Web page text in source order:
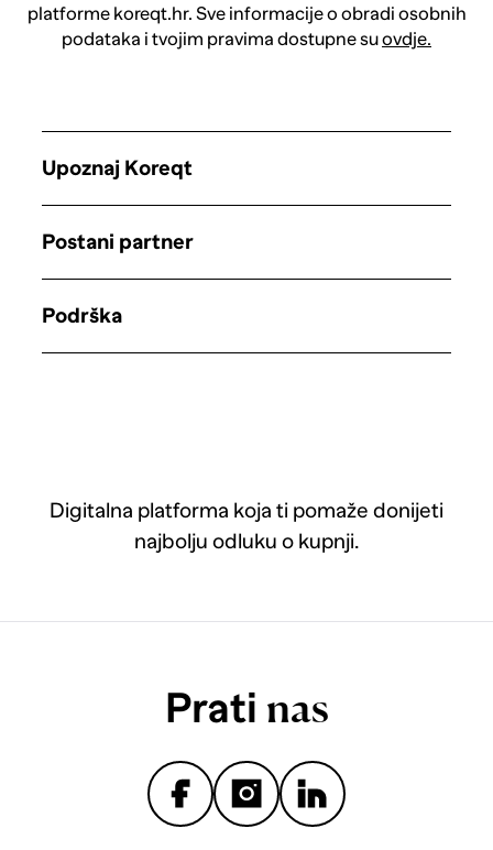
platforme koreqt.hr. Sve informacije o obradi osobnih
podataka i tvojim pravima dostupne suovdje.
Digitalna platforma koja ti pomaže donijeti
najbolju odluku o kupnji.
Upoznaj Koreqt
Postani partner
Podrška
Prati nas